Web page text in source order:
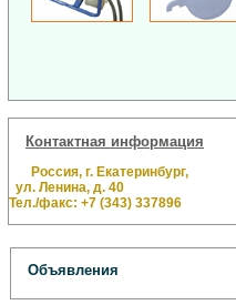
Контактная информация
Россия, г. Екатеринбург,
ул. Ленина, д. 40
Тел./факс: +7 (343) 337896
Объявления